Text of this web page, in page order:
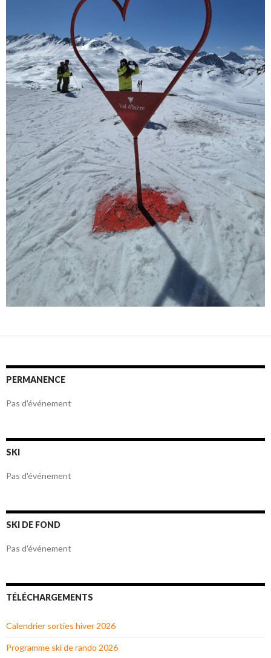
PERMANENCE
Pas d'événement
SKI
Pas d'événement
SKI DE FOND
Pas d'événement
TÉLÉCHARGEMENTS
Calendrier sorties hiver 2026
Programme ski de rando 2026